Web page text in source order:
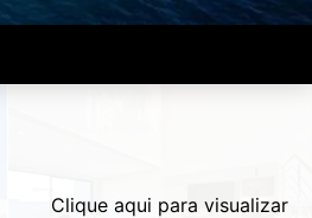
Clique aqui para visualizar